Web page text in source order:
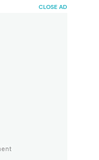
CLOSE AD